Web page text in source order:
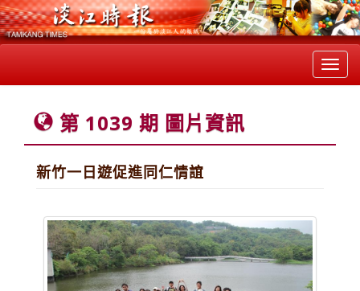
第 1039 期 圖片資訊
新竹一日遊促進同仁情誼